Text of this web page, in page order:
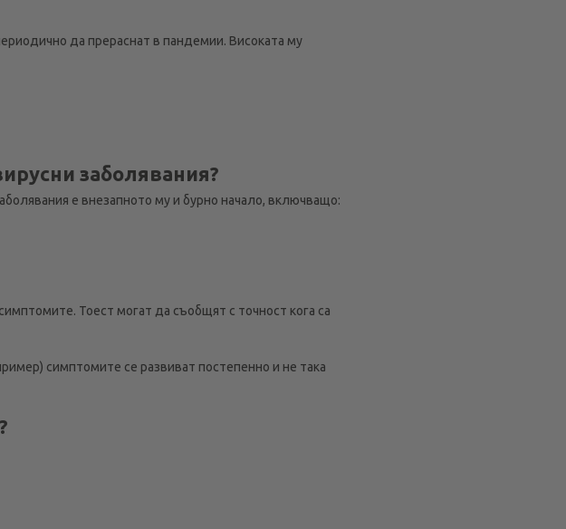
да прераснат в пандемии. Високата му
заболявания?
е внезапното му и бурно начало, включващо:
Тоест могат да съобщят с точност кога са
симптомите се развиват постепенно и не така